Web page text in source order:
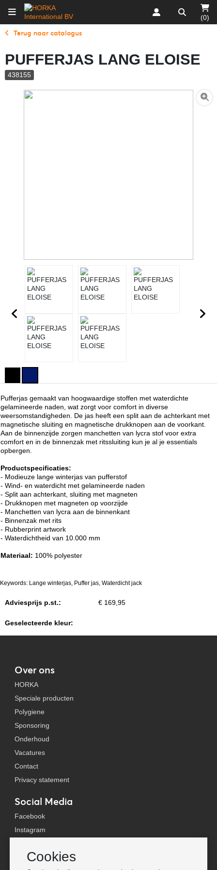
Cookies
(0)
Terug naar catalogus
PUFFERJAS LANG ELOISE
438155
Pufferjas gemaakt van hoogwaardige stoffen met waterdichte
gelamineerde naden, wat zorgt voor comfort in diverse
weersomstandigheden. De jas heeft een split aan de achterkant met
magnetische sluiting en magnetische drukknopen aan de voorkant.
Aan de binnenzijde zorgen manchetten van lycra stof voor extra
comfort en in de binnenzak met ritssluiting kun je al je essentials
opbergen.
Productspecificaties:
- Modieuze lange winterjas van pufferstof
- Wind- en waterdicht met gelamineerde naden
- Split aan achterkant, sluiting met magneten
- Drukknopen met magneten op voorzijde
- Manchetten van lycra aan de binnenkant
- Binnenzak met rits
- Rubberprint artwork
- Waterdichtheid van 10.000 mm
Materiaal: 100% polyester
Keywords: Lange winterjas, Puffer jas, Waterdicht jack
Adviesprijs p.st.: € 169,95
Geselecteerde kleur:
Over ons
HORKA
Speciale producten
Polygiene
Sponsoring
Onderhoud
Vacatures
Contact
Privacy statement
Social Media
Facebook
Instagram
TikTok